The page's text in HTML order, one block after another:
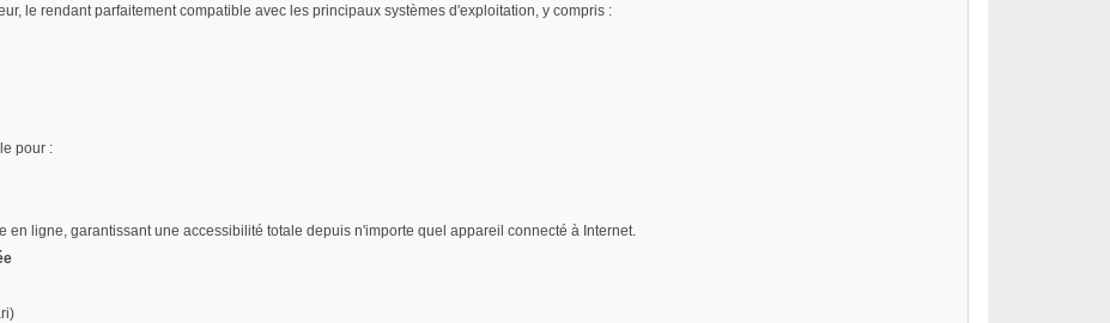
le rendant parfaitement compatible avec les principaux systèmes d'exploitation, y compris :
pour :
en ligne, garantissant une accessibilité totale depuis n'importe quel appareil connecté à Internet.